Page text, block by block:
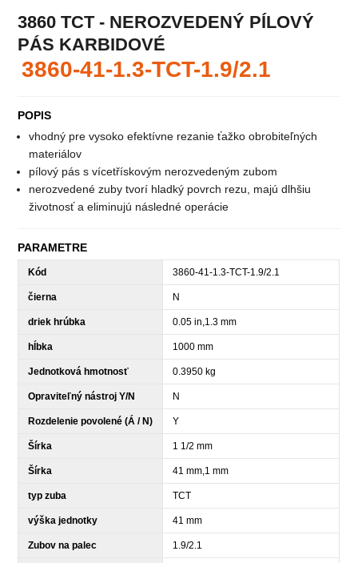
3860 TCT - NEROZVEDENÝ PÍLOVÝ
PÁS KARBIDOVÉ
3860-41-1.3-TCT-1.9/2.1
POPIS
vhodný pre vysoko efektívne rezanie ťažko obrobiteľných
materiálov
pílový pás s vícetřískovým nerozvedeným zubom
nerozvedené zuby tvorí hladký povrch rezu, majú dlhšiu
životnosť a eliminujú následné operácie
PARAMETRE
Kód 3860-41-1.3-TCT-1.9/2.1
čierna N
driek hrúbka 0.05 in,1.3 mm
hĺbka 1000 mm
Jednotková hmotnosť 0.3950 kg
Opraviteľný nástroj Y/N N
Rozdelenie povolené (Á / N) Y
Šírka 1 1/2 mm
Šírka 41 mm,1 mm
typ zuba TCT
výška jednotky 41 mm
Zubov na palec 1.9/2.1